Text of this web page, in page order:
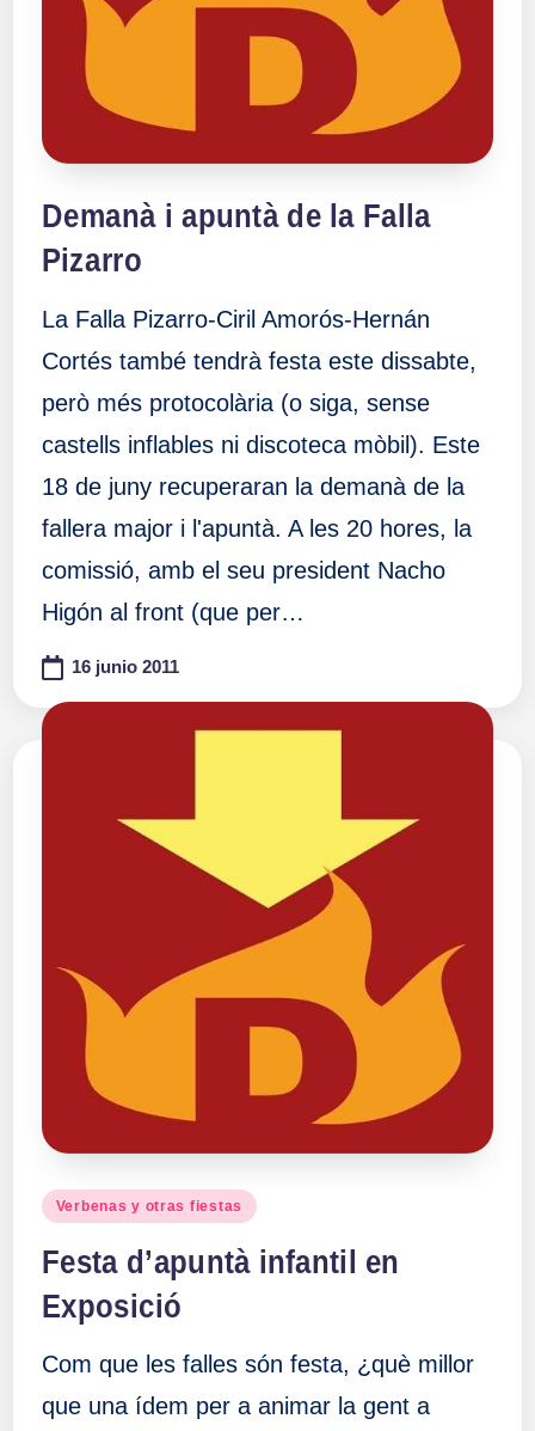
Demanà i apuntà de la Falla
Pizarro
La Falla Pizarro-Ciril Amorós-Hernán
Cortés també tendrà festa este dissabte,
però més protocolària (o siga, sense
castells inflables ni discoteca mòbil). Este
18 de juny recuperaran la demanà de la
fallera major i l'apuntà. A les 20 hores, la
comissió, amb el seu president Nacho
Higón al front (que per…
16 junio 2011
Publicado
Verbenas y otras fiestas
Festa d’apuntà infantil en
Exposició
Com que les falles són festa, ¿què millor
que una ídem per a animar la gent a